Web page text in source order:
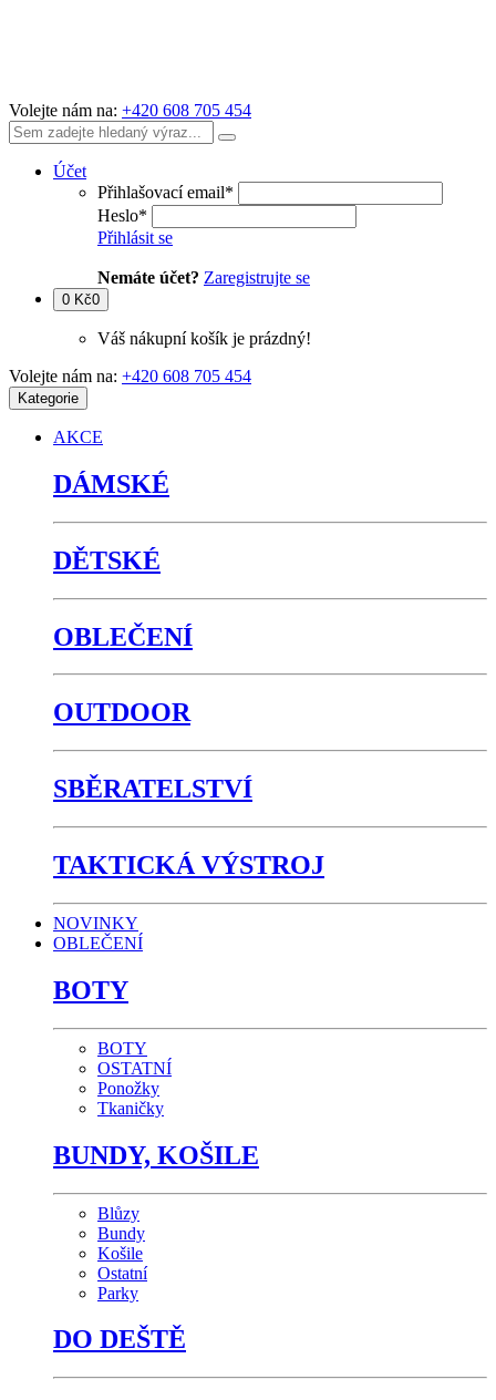
Volejte nám na: +420 608 705 454
Účet
Přihlašovací email*
Heslo*
Přihlásit se
Nemáte účet? Zaregistrujte se
0 Kč0
Váš nákupní košík je prázdný!
Volejte nám na: +420 608 705 454
Kategorie
AKCE
DÁMSKÉ
DĚTSKÉ
OBLEČENÍ
OUTDOOR
SBĚRATELSTVÍ
TAKTICKÁ VÝSTROJ
NOVINKY
OBLEČENÍ
BOTY
BOTY
OSTATNÍ
Ponožky
Tkaničky
BUNDY, KOŠILE
Blůzy
Bundy
Košile
Ostatní
Parky
DO DEŠTĚ